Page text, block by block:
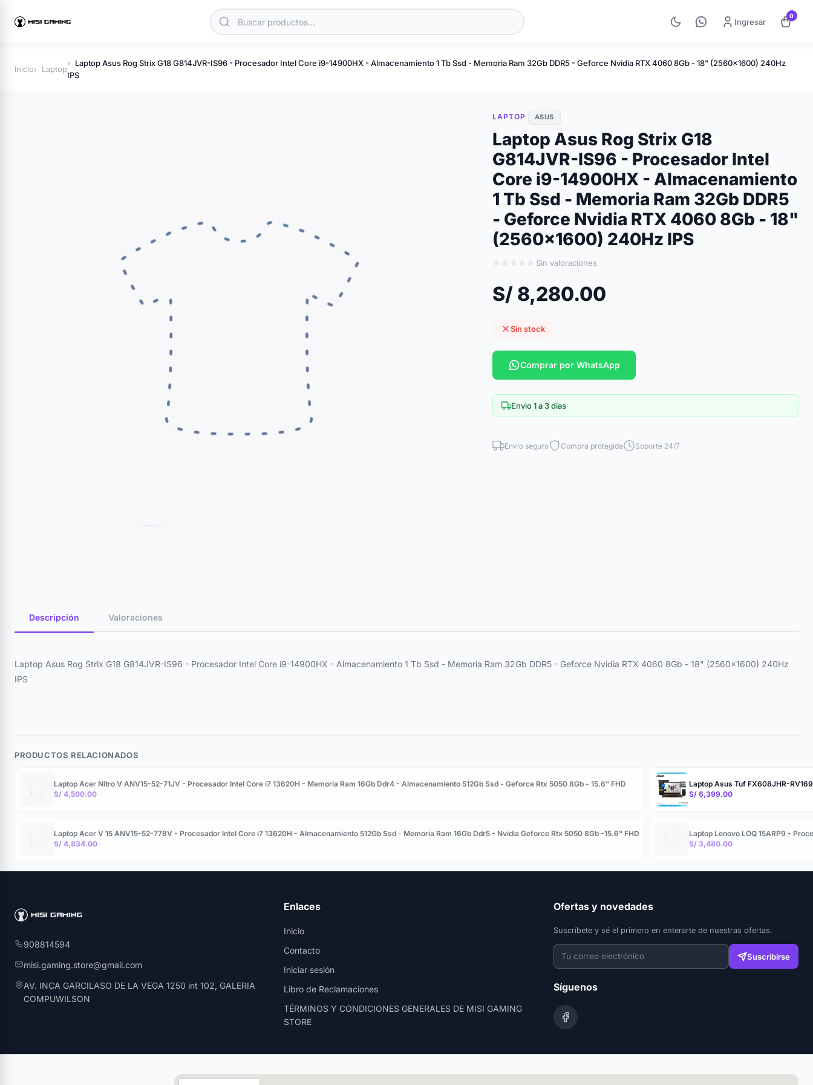
Ingresar
0
Inicio Laptop
Laptop Asus Rog Strix G18 G814JVR-IS96 - Procesador Intel Core i9-14900HX - Almacenamiento 1 Tb Ssd - Memoria Ram 32Gb DDR5 - Geforce Nvidia RTX 4060 8Gb - 18" (2560x1600) 240Hz
IPS
LAPTOP ASUS
Laptop Asus Rog Strix G18
G814JVR-IS96 - Procesador Intel
Core i9-14900HX - Almacenamiento
1 Tb Ssd - Memoria Ram 32Gb DDR5
- Geforce Nvidia RTX 4060 8Gb - 18"
(2560x1600) 240Hz IPS
Sin valoraciones
S/ 8,280.00
Sin stock
Comprar por WhatsApp
Envio 1 a 3 dias
Envío seguro Compra protegida Soporte 24/7
Descripción Valoraciones
Laptop Asus Rog Strix G18 G814JVR-IS96 - Procesador Intel Core i9-14900HX - Almacenamiento 1 Tb Ssd - Memoria Ram 32Gb DDR5 - Geforce Nvidia RTX 4060 8Gb - 18" (2560x1600) 240Hz
IPS
PRODUCTOS RELACIONADOS
Laptop Acer Nitro V ANV15-52-71JV - Procesador Intel Core i7 13620H - Memoria Ram 16Gb Ddr4 - Almacenamiento 512Gb Ssd - Geforce Rtx 5050 8Gb - 15.6" FHD
S/ 4,500.00
Laptop Asus Tuf FX608JHR-
S/ 6,399.00
Laptop Acer V 15 ANV15-52-778V - Procesador Intel Core i7 13620H - Almacenamiento 512Gb Ssd - Memoria Ram 16Gb Ddr5 - Nvidia Geforce Rtx 5050 8Gb -15.6" FHD
S/ 4,834.00
Laptop Lenovo LOQ 15ARP9 -
S/ 3,480.00
908814594
misi.gaming.store@gmail.com
AV. INCA GARCILASO DE LA VEGA 1250 int 102, GALERIA
COMPUWILSON
Enlaces
Inicio
Contacto
Iniciar sesión
Libro de Reclamaciones
TÉRMINOS Y CONDICIONES GENERALES DE MISI GAMING
STORE
Ofertas y novedades
Suscríbete y sé el primero en enterarte de nuestras ofertas.
Suscribirse
Síguenos